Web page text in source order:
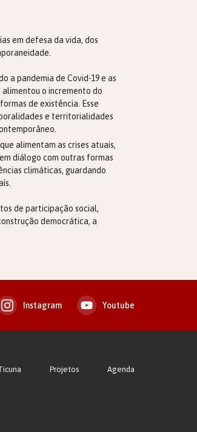
em defesa da vida, dos
a pandemia de Covid-19 e as
alimentou o incremento do
de existência. Esse
e territorialidades
alimentam as crises atuais,
diálogo com outras formas
climáticas, guardando
de participação social,
democrática, a
Instagram Youtube
Projetos Agenda